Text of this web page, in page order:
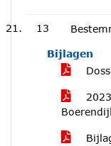
13
Bijlagen